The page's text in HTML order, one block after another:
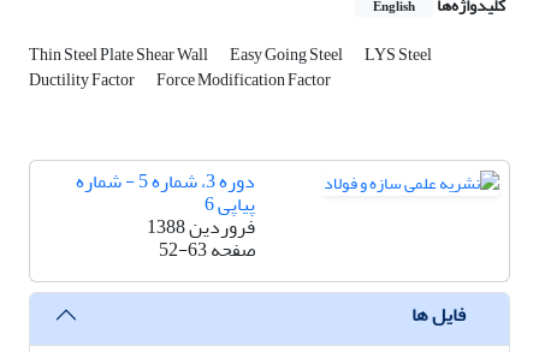
English
Thin Steel Plate Shear Wall Easy Going Steel LYS Steel
Ductility Factor Force Modification Factor
دوره 3، شماره 5 - شماره
پیاپی 6
فروردین 1388
صفحه52-63
فایل ها